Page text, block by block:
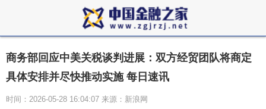
商务部回应中美关税谈判进展：双方经贸团队将商定
具体安排并尽快推动实施 每日速讯
时间：2026-05-28 16:04:07 来源：新浪网